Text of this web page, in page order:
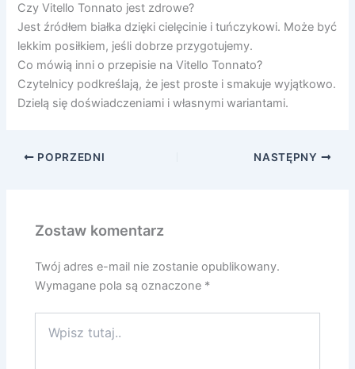
Czy Vitello Tonnato jest zdrowe?
Jest źródłem białka dzięki cielęcinie i tuńczykowi. Może być
lekkim posiłkiem, jeśli dobrze przygotujemy.
Co mówią inni o przepisie na Vitello Tonnato?
Czytelnicy podkreślają, że jest proste i smakuje wyjątkowo.
Dzielą się doświadczeniami i własnymi wariantami.
POPRZEDNI NASTĘPNY
Zostaw komentarz
Twój adres e-mail nie zostanie opublikowany.
Wymagane pola są oznaczone *
tutaj..